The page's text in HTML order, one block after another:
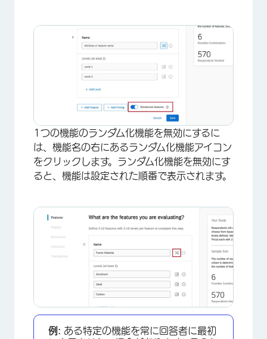
1つの機能のランダム化機能を無効にするに
は、機能名の右にあるランダム化機能アイコン
をクリックします。ランダム化機能を無効にす
ると、機能は設定された順番で表示されます。
例: ある特定の機能を常に回答者に最初